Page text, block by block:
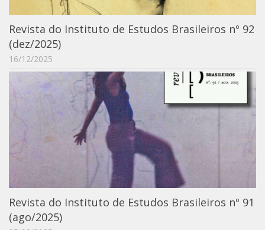
Manuel Correia de Andrade – o divulgador
científico
Biblioteca
Sobre
Biblioteca Digital
Dedalus
Mecila
Coleção de Artes Visuais
Sobre
Revista do Instituto de Estudos Brasileiros nº 92
(dez/2025)
16/12/2025
Revista do Instituto de Estudos Brasileiros nº 91
(ago/2025)